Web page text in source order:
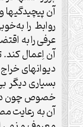
آن پیچیدگیها
روابط را
عرفی را به
آن اِعمال
دیوانهای
بسیاری دیگر
خصوص چون
آن به رعایت